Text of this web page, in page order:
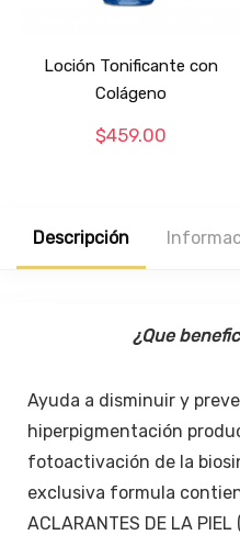
Loción Tonificante con
Colágeno
$459.00
Descripción
¿Que
Ayuda a disminuir y
hiperpigmentación
fotoactivación de la
exclusiva formula
ACLARANTES DE LA